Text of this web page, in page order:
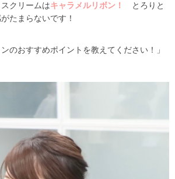
クリームはキャラメルリボン！
とろりと
たまらないです！
ンのおすすめポイントを教えてください！」